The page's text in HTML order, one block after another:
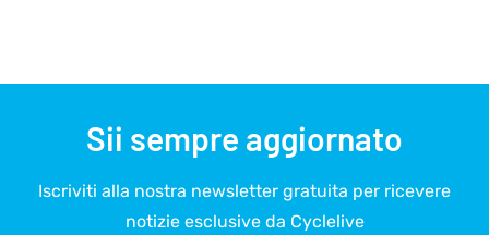
Sii sempre aggiornato
Iscriviti alla nostra newsletter gratuita per ricevere
notizie esclusive da Cyclelive